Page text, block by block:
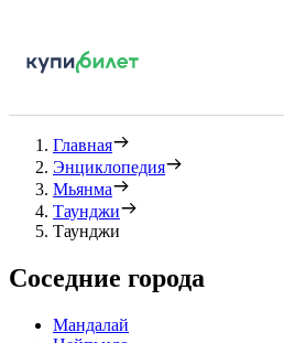
Главная
Энциклопедия
Мьянма
Таунджи
Таунджи
Соседние города
Мандалай